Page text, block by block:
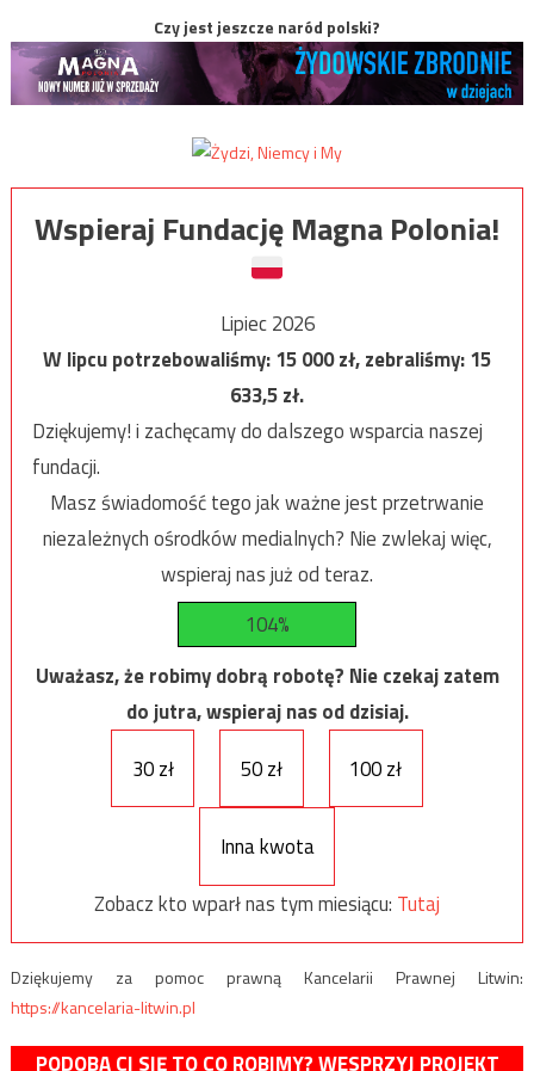
Czy jest jeszcze naród polski?
Wspieraj Fundację Magna Polonia!
Lipiec 2026
W lipcu potrzebowaliśmy:15 000zł, zebraliśmy:15
633,5zł.
Dziękujemy! i zachęcamy do dalszego wsparcia naszej
fundacji.
Masz świadomość tego jak ważne jest przetrwanie
niezależnych ośrodków medialnych? Nie zwlekaj więc,
wspieraj nas już od teraz.
104%
Uważasz, że robimy dobrą robotę? Nie czekaj zatem
do jutra, wspieraj nas od dzisiaj.
30 zł
50 zł 100 zł
Inna kwota
Zobacz kto wparł nas tym miesiącu: Tutaj
Dziękujemy za pomoc prawną Kancelarii Prawnej Litwin:
https://kancelaria-litwin.pl
PODOBA CI SIĘ TO CO ROBIMY? WESPRZYJ PROJEKT